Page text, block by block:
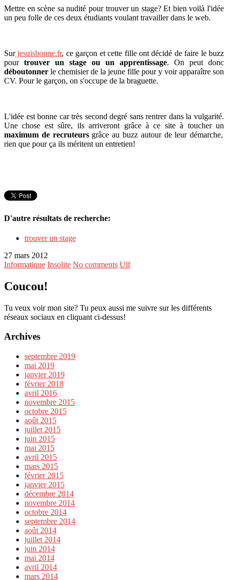
Mettre en scène sa nudité pour trouver un stage? Et bien voilà l'idée
un peu folle de ces deux étudiants voulant travailler dans le web.
Surjesuisbonne.fr, ce garçon et cette fille ont décidé de faire le buzz
pour trouver un stage ou un apprentissage. On peut donc
déboutonner le chemisier de la jeune fille pour y voir apparaître son
CV. Pour le garçon, on s'occupe de la braguette.
L'idée est bonne car très second degré sans rentrer dans la vulgarité.
Une chose est sûre, ils arriveront grâce à ce site à toucher un
maximum de recruteursgrâce au buzz autour de leur démarche,
rien que pour ça ils méritent un entretien!
D'autre résultats de recherche:
trouver un stage
27 mars 2012
Informatique Insolite No comments Ulf
Coucou!
Tu veux voir mon site? Tu peux aussi me suivre sur les différents
réseaux sociaux en cliquant ci-dessus!
Archives
septembre 2019
mai 2019
janvier 2019
février 2018
avril 2016
novembre 2015
octobre 2015
août 2015
juillet 2015
juin 2015
mai 2015
avril 2015
mars 2015
février 2015
janvier 2015
décembre 2014
novembre 2014
octobre 2014
septembre 2014
août 2014
juillet 2014
juin 2014
mai 2014
avril 2014
mars 2014